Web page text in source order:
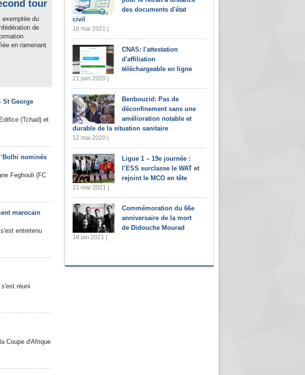
tour
exemptée du
de
en ramenant
St George
(Tchad) et
nominés
Feghouli (FC
marocain
entretenu
réuni
Coupe d'Afrique
des documents d'état
civil
16 mai 2021 |
CNAS: l'attestation
d'affiliation
téléchargeable en ligne
21 juin 2020 |
Benbouzid: Pas de
déconfinement sans une
amélioration notable et
durable de la situation sanitaire
12 mai 2020 |
Ligue 1 – 19e journée :
l’ESS surclasse le WAT et
rejoint le MCO en tête
21 mar 2021 |
Commémoration du 66e
anniversaire de la mort
de Didouche Mourad
18 jan 2021 |